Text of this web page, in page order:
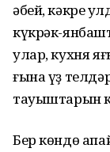
әбей, кәкре
күкрәк-
улар, кухня
ғына үҙ
тауыштарын
Бер көндө